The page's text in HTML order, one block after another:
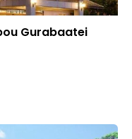
Gurabaatei